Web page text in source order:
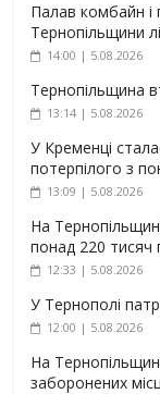
Палав комбайн і
Тернопільщини
14:00 | 5.08.2026
Тернопільщина
13:14 | 5.08.2026
У Кременці
потерпілого з
13:09 | 5.08.2026
На
понад 220 тисяч
12:33 | 5.08.2026
У Тернополі
12:00 | 5.08.2026
На
заборонених